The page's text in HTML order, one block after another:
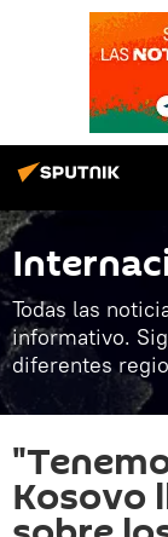
Todas las
informativo.
diferentes
Kosovo